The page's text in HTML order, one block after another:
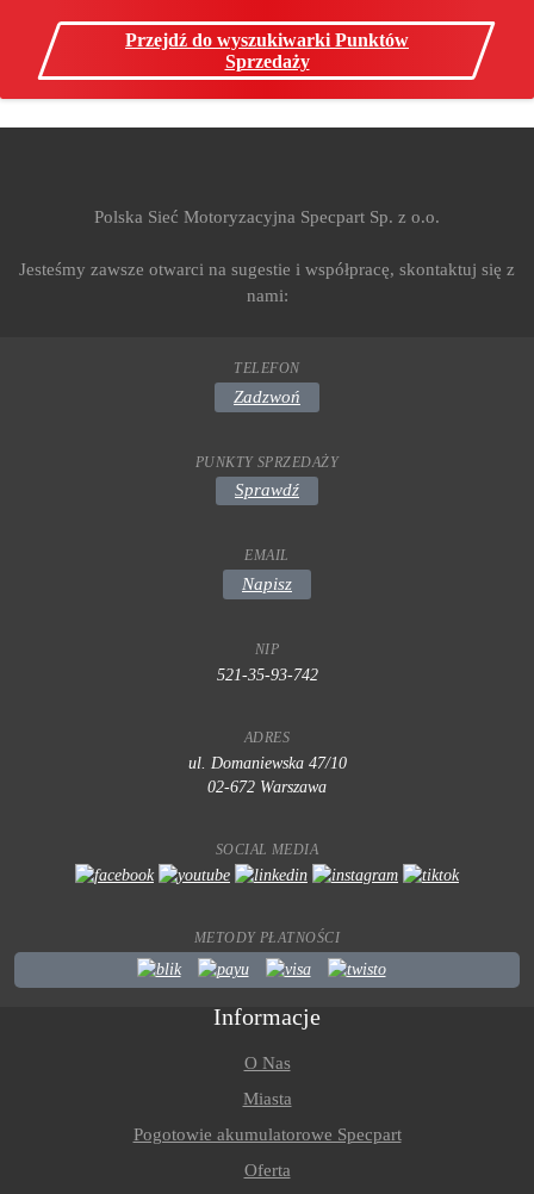
Przejdź do wyszukiwarki Punktów
Sprzedaży
Polska Sieć Motoryzacyjna Specpart Sp. z o.o.
Jesteśmy zawsze otwarci na sugestie i współpracę, skontaktuj się z
nami:
TELEFON
Zadzwoń
PUNKTY SPRZEDAŻY
Sprawdź
EMAIL
Napisz
NIP
521-35-93-742
ADRES
ul. Domaniewska 47/10
02-672 Warszawa
SOCIAL MEDIA
METODY PŁATNOŚCI
Informacje
O Nas
Miasta
Pogotowie akumulatorowe Specpart
Oferta